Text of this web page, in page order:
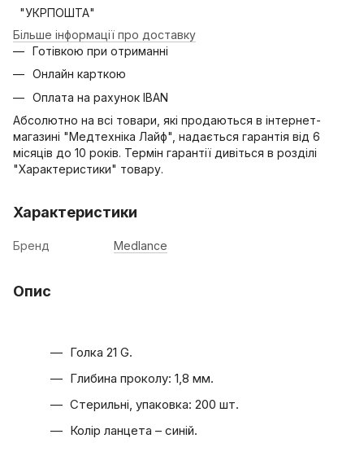
"УКРПОШТА"
Більше інформації про доставку
Готівкою при отриманні
Онлайн карткою
Оплата на рахунок IBAN
Абсолютно на всі товари, які продаються в інтернет-
магазині "Медтехніка Лайф", надається гарантія від 6
місяців до 10 років. Термін гарантії дивіться в розділі
"Характеристики" товару.
Характеристики
Бренд Medlance
Опис
Голка 21 G.
Глибина проколу: 1,8 мм.
Стерильні, упаковка: 200 шт.
Колір ланцета – синій.